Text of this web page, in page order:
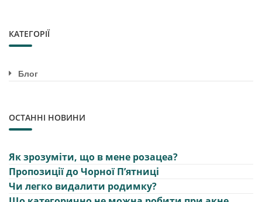
КАТЕГОРІЇ
Блог
ОСТАННІ НОВИНИ
Як зрозуміти, що в мене розацеа?
Пропозиції до Чорної Пʼятниці
Чи легко видалити родимку?